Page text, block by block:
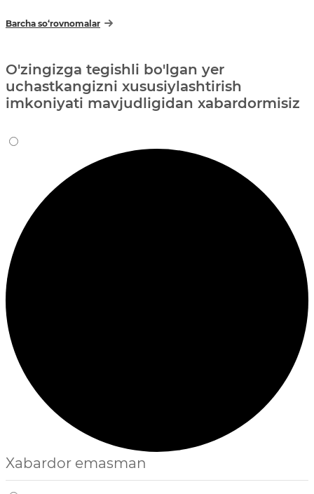
Barcha so‘rovnomalar
O'zingizga tegishli bo'lgan yer
uchastkangizni xususiylashtirish
imkoniyati mavjudligidan xabardormisiz
Xabardor emasman